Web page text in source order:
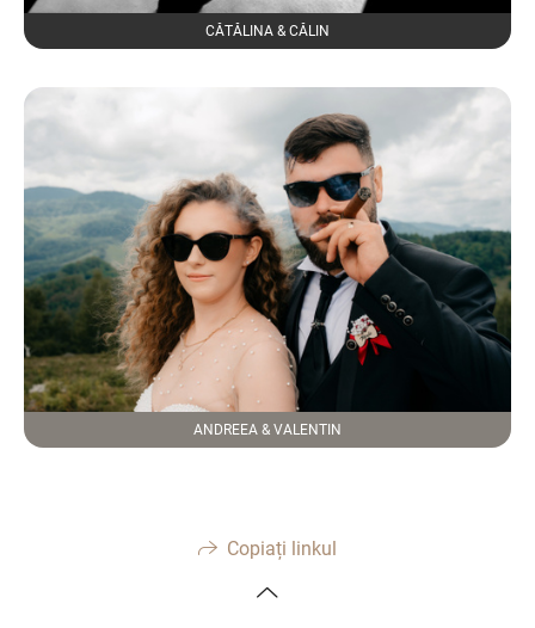
CĂTĂLINA & CĂLIN
ANDREEA & VALENTIN
Copiați linkul